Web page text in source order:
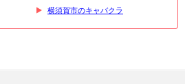
横須賀市のキャバクラ